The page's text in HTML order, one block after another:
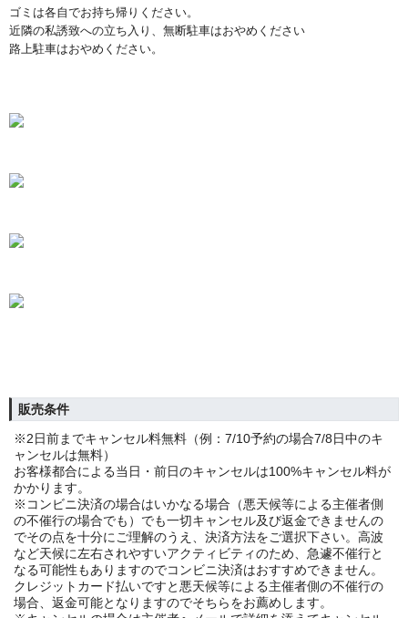
ゴミは各自でお持ち帰りください。
近隣の私誘致への立ち入り、無断駐車はおやめください
路上駐車はおやめください。
販売条件
※2日前までキャンセル料無料（例：7/10予約の場合7/8日中のキ
ャンセルは無料）
お客様都合による当日・前日のキャンセルは100%キャンセル料が
かかります。
※コンビニ決済の場合はいかなる場合（悪天候等による主催者側
の不催行の場合でも）でも一切キャンセル及び返金できませんの
でその点を十分にご理解のうえ、決済方法をご選択下さい。高波
など天候に左右されやすいアクティビティのため、急遽不催行と
なる可能性もありますのでコンビニ決済はおすすめできません。
クレジットカード払いですと悪天候等による主催者側の不催行の
場合、返金可能となりますのでそちらをお薦めします。